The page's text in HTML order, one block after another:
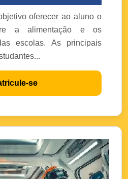
oferecer ao aluno o
a alimentação e os
escolas. As principais
se